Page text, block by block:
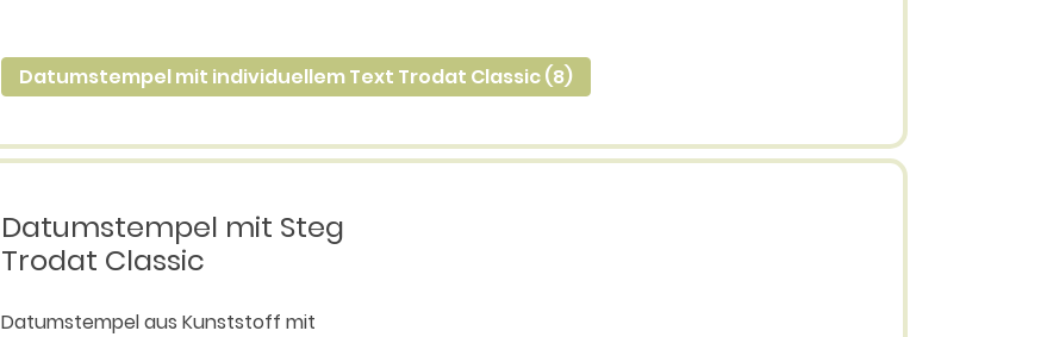
Datumstempel mit individuellem Text Trodat Classic (8)
Datumstempel mit Steg
Trodat Classic
Datumstempel aus Kunststoff mit